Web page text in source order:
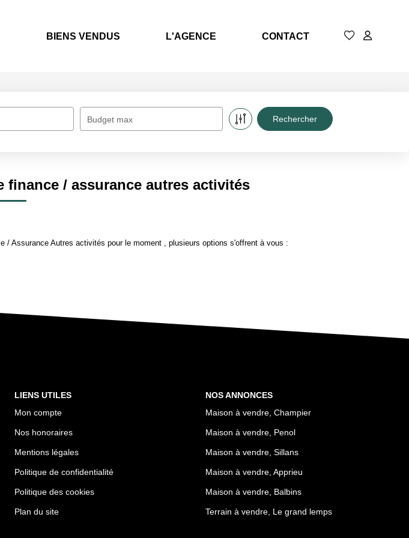
BIENS VENDUS L'AGENCE CONTACT
Budget max
/ assurance autres activités
/ Assurance Autres activités pour le moment , plusieurs options s'offrent à vous :
LIENS UTILES
Mon compte
Nos honoraires
Mentions légales
Politique de confidentialité
Politique des cookies
Plan du site
NOS ANNONCES
Maison à vendre, Champier
Maison à vendre, Penol
Maison à vendre, Sillans
Maison à vendre, Apprieu
Maison à vendre, Balbins
Terrain à vendre, Le grand lemps